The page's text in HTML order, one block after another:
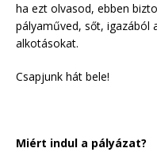
ha ezt olvasod, ebben
pályaműved, sőt, igazából
alkotásokat.
Csapjunk hát bele!
Miért indul a pályázat?